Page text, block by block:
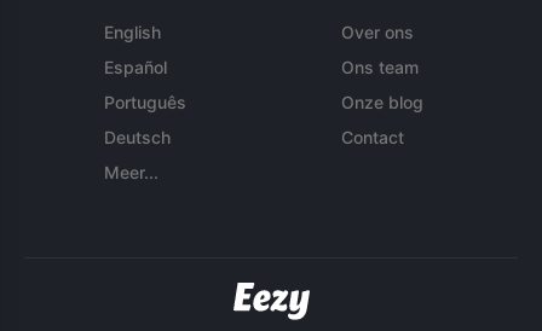
English
Español
Português
Deutsch
Meer...
Over ons
Ons team
Onze blog
Contact